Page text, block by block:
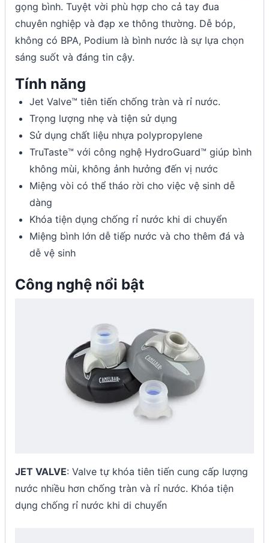
gọng bình. Tuyệt vời phù hợp cho cả tay đua
chuyên nghiệp và đạp xe thông thường. Dễ bóp,
không có BPA, Podium là bình nước là sự lựa chọn
sáng suốt và đáng tin cậy.
Tính năng
Jet Valve™ tiên tiến chống tràn và rỉ nước.
Trọng lượng nhẹ và tiện sử dụng
Sử dụng chất liệu nhựa polypropylene
TruTaste™ với công nghệ HydroGuard™ giúp bình
không mùi, không ảnh hưởng đến vị nước
Miệng vòi có thể tháo rời cho việc vệ sinh dễ
dàng
Khóa tiện dụng chống rỉ nước khi di chuyển
Miệng bình lớn dễ tiếp nước và cho thêm đá và
dễ vệ sinh
Công nghệ nổi bật
JET VALVE: Valve tự khóa tiên tiến cung cấp lượng
nước nhiều hơn chống tràn và rỉ nước. Khóa tiện
dụng chống rỉ nước khi di chuyển